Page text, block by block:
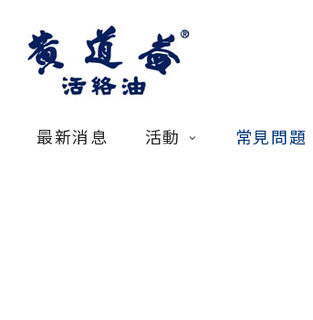
最新消息 活動 常見問題